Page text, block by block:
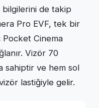
bilgilerini de takip
Pro EVF, tek bir
Pocket Cinema
Vizör 70
sahiptir ve hem sol
lastiğiyle gelir.